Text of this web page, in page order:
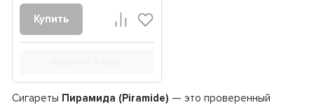
Купить
Сигареты Пирамида (Piramide) — это проверенный